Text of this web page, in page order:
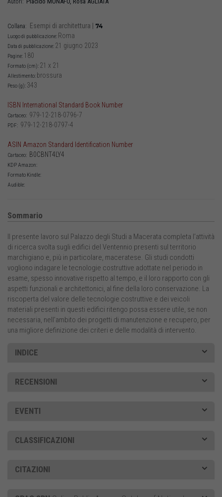
Autori:
Collana: Esempi di architettura 74
Luogo di pubblicazione: Roma
Data di pubblicazione: 21 giugno 2023
Pagine: 180
Formato (cm): 21 x 21
Allestimento: brossura
Peso (g): 343
ISBN International Standard Book Number
Cartaceo: 979-12-218-0796-7
PDF: 979-12-218-0797-4
ASIN Amazon Standard Identification Number
Cartaceo: B0CBNT4LY4
KDP Amazon:
Formato Kindle:
Audible:
Sommario
Il presente lavoro sul Palazzo degli Studi a Macerata completa l’attività
di ricerca svolta sugli edifici del Ventennio presenti sul territorio
marchigiano e, più in particolare, maceratese. Gli studi condotti
vogliono indagare le tecnologie costruttive adottate nel periodo in
esame, spesso innovative rispetto al tempo, e il loro rapporto con gli
aspetti funzionali e architettonici, al fine della loro conservazione. La
riscoperta del valore delle tecnologie costruttive e dei veicoli
materiali presenti in questi edifici ritengo possa essere utile, se non
necessaria, nell’ambito dei progetti di manutenzione e recupero, per
una migliore definizione dei criteri e delle modalità di intervento.
INDICE
RECENSIONI
EVENTI
CLASSIFICAZIONI
CITAZIONI